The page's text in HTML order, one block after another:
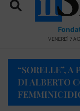
VENERDÌ 7
“SORELLE”,
DI ALBERTO